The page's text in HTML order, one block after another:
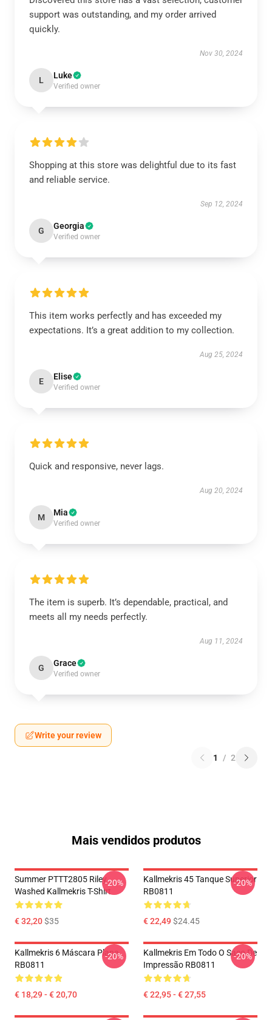
support was outstanding, and my order arrived
quickly.
Nov 30, 2024
L Luke
Verified owner
Shopping at this store was delightful due to its fast
and reliable service.
Sep 12, 2024
G Georgia
Verified owner
This item works perfectly and has exceeded my
expectations. It’s a great addition to my collection.
Aug 25, 2024
E Elise
Verified owner
Quick and responsive, never lags.
Aug 20, 2024
M Mia
Verified owner
The item is superb. It’s dependable, practical, and
meets all my needs perfectly.
Aug 11, 2024
G Grace
Verified owner
Write your review
1 / 2
Mais vendidos produtos
Summer PTTT2805 Riley
Washed Kallmekris T-Shirt
€ 32,20$35
-20%
Kallmekris 45 Tanque Superior
RB0811
€ 22,49$24.45
-20%
Kallmekris 6 Máscara Plana
RB0811
€ 18,29 - € 20,70
-20%
Kallmekris Em Todo O Saco De
Impressão RB0811
€ 22,95 - € 27,55
-20%